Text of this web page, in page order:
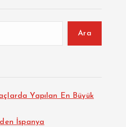
Ara
Yapılan En Büyük
İspanya